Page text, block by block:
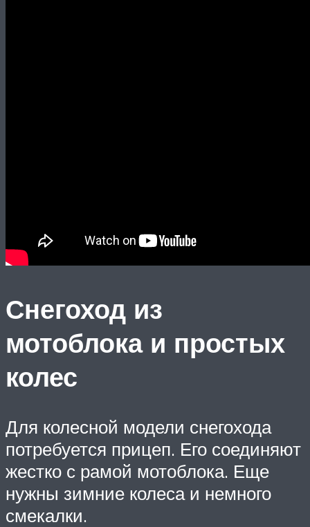
Снегоход из
мотоблока и простых
колес
Для колесной модели снегохода
потребуется прицеп. Его соединяют
жестко с рамой мотоблока. Еще
нужны зимние колеса и немного
смекалки.